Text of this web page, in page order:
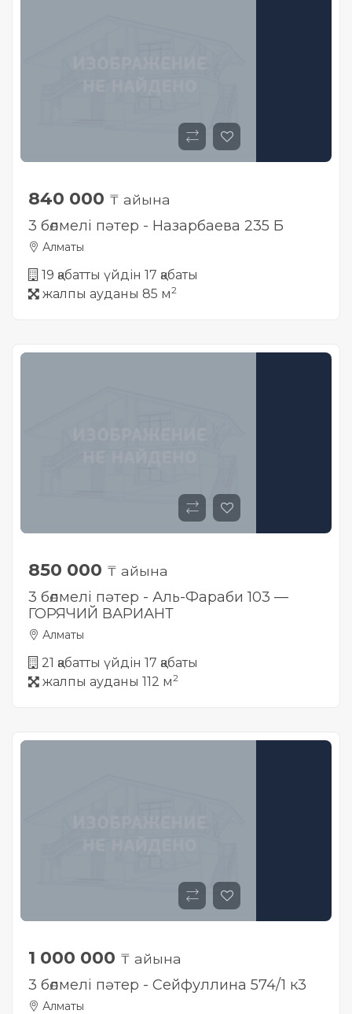
840 000 ₸ айына
3 бөлмелі пәтер - Назарбаева 235 Б
Алматы
19 қабатты үйдін 17 қабаты
жалпы ауданы 85 м2
850 000 ₸ айына
3 бөлмелі пәтер - Аль-Фараби 103 —
ГОРЯЧИЙ ВАРИАНТ
Алматы
21 қабатты үйдін 17 қабаты
жалпы ауданы 112 м2
1 000 000 ₸ айына
3 бөлмелі пәтер - Сейфуллина 574/1 к3
Алматы